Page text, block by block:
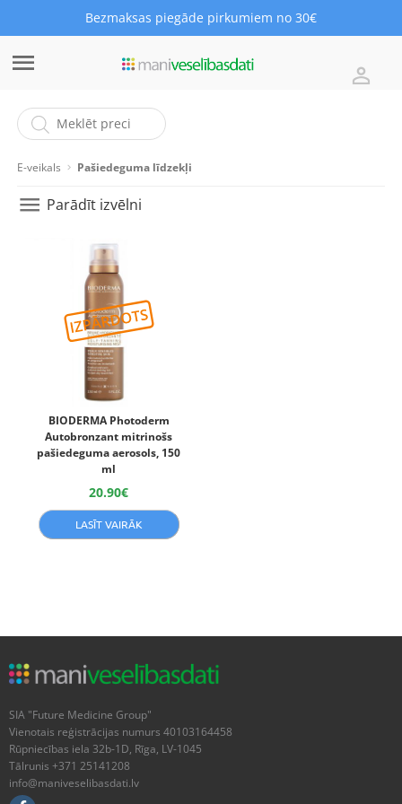
Bezmaksas piegāde pirkumiem no 30€
E-veikals Pašiedeguma līdzekļi
Parādīt izvēlni
BIODERMA Photoderm
Autobronzant mitrinošs
pašiedeguma aerosols, 150
ml
20.90€
LASĪT VAIRĀK
SIA "Future Medicine Group"
Vienotais reģistrācijas numurs 40103164458
Rūpniecības iela 32b-1D, Rīga, LV-1045
Tālrunis +371 25141208
info@maniveselibasdati.lv